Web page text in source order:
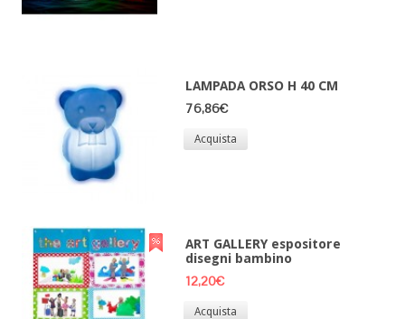
LAMPADA ORSO H 40 CM
76,86€
Acquista
ART GALLERY espositore
disegni bambino
12,20€
Acquista